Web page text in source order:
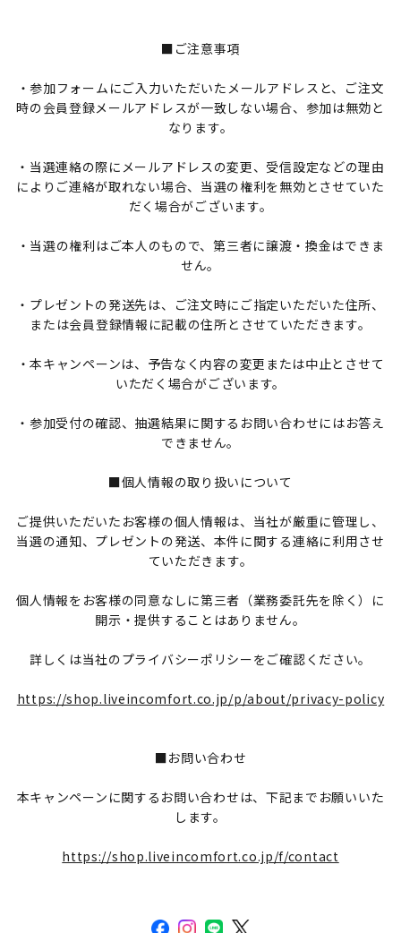
■ご注意事項
・参加フォームにご入力いただいたメールアドレスと、ご注文
時の会員登録メールアドレスが一致しない場合、参加は無効と
なります。
・当選連絡の際にメールアドレスの変更、受信設定などの理由
によりご連絡が取れない場合、当選の権利を無効とさせていた
だく場合がございます。
・当選の権利はご本人のもので、第三者に譲渡・換金はできま
せん。
・プレゼントの発送先は、ご注文時にご指定いただいた住所、
または会員登録情報に記載の住所とさせていただきます。
・本キャンペーンは、予告なく内容の変更または中止とさせて
いただく場合がございます。
・参加受付の確認、抽選結果に関するお問い合わせにはお答え
できません。
■個人情報の取り扱いについて
ご提供いただいたお客様の個人情報は、当社が厳重に管理し、
当選の通知、プレゼントの発送、本件に関する連絡に利用させ
ていただきます。
個人情報をお客様の同意なしに第三者（業務委託先を除く）に
開示・提供することはありません。
詳しくは当社のプライバシーポリシーをご確認ください。
https://shop.liveincomfort.co.jp/p/about/privacy-policy
■お問い合わせ
本キャンペーンに関するお問い合わせは、下記までお願いいた
します。
https://shop.liveincomfort.co.jp/f/contact